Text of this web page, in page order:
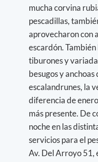
mucha corvina
pescadillas,
aprovecharon con
escardón.
tiburones y
besugos y
escalandrunes, la
diferencia de
más presente. De
noche en las
servicios para el
Av. Del Arroyo 51,